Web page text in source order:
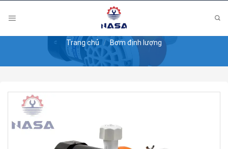
Trang chủ / Bơm định lượng